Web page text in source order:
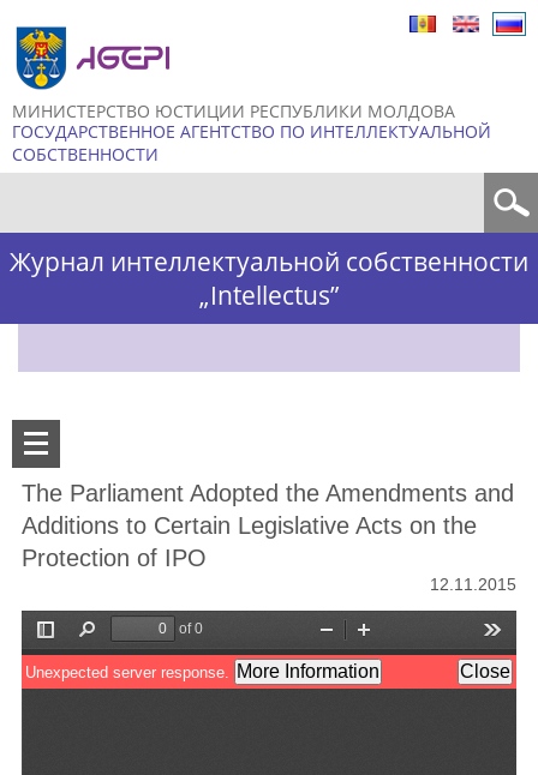
МИНИСТЕРСТВО ЮСТИЦИИ РЕСПУБЛИКИ МОЛДОВА
ГОСУДАРСТВЕННОЕ АГЕНТСТВО ПО ИНТЕЛЛЕКТУАЛЬНОЙ
СОБСТВЕННОСТИ
Журнал интеллектуальной собственности
„Intellectus”
The Parliament Adopted the Amendments and
Additions to Certain Legislative Acts on the
Protection of IPO
12.11.2015